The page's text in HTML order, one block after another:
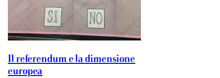
Il referendum e la dimensione
europea